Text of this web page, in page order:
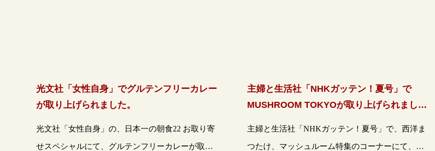
光文社「女性自身」でグルテンフリーカレー
が取り上げられました。
光文社「女性自身」の、日本一の朝食22 お取り寄
せスペシャルにて、グルテンフリーカレーが取り
主婦と生活社「NHKガッテン！夏号」で
MUSHROOM TOKYOが取り上げられまし
主婦と生活社「NHKガッテン！夏号」で、西洋ま
つたけ、マッシュルーム特集のコーナーにて、